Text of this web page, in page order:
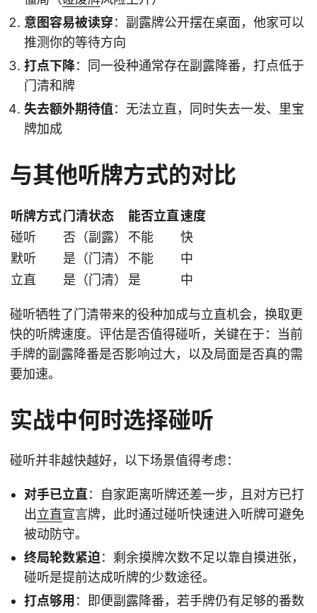
意图容易被读穿：副露牌公开摆在桌面，他家可以
推测你的等待方向
打点下降：同一役种通常存在副露降番，打点低于
门清和牌
失去额外期待值：无法立直，同时失去一发、里宝
牌加成
与其他听牌方式的对比
听牌方式门清状态 能否立直速度
碰听
否（副露） 不能
快
默听
是（门清） 不能
中
立直
是（门清） 是 中
碰听牺牲了门清带来的役种加成与立直机会，换取更
快的听牌速度。评估是否值得碰听，关键在于：当前
手牌的副露降番是否影响过大，以及局面是否真的需
要加速。
实战中何时选择碰听
碰听并非越快越好，以下场景值得考虑：
对手已立直：自家距离听牌还差一步，且对方已打
出立直宣言牌，此时通过碰听快速进入听牌可避免
被动防守。
终局轮数紧迫：剩余摸牌次数不足以靠自摸进张，
碰听是提前达成听牌的少数途径。
打点够用 ：即便副露降番，若手牌仍有足够的番数